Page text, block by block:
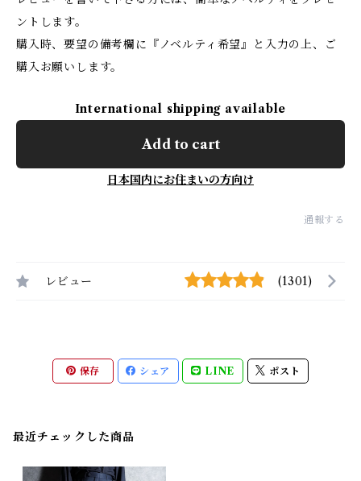
ントします。
購入時、要望の備考欄に『ノベルティ希望』と入力の上、ご
購入お願いします。
International shipping available
Add to cart
日本国内にお住まいの方向け
通報する
レビュー (1301)
保存 シェア LINE ポスト
最近チェックした商品